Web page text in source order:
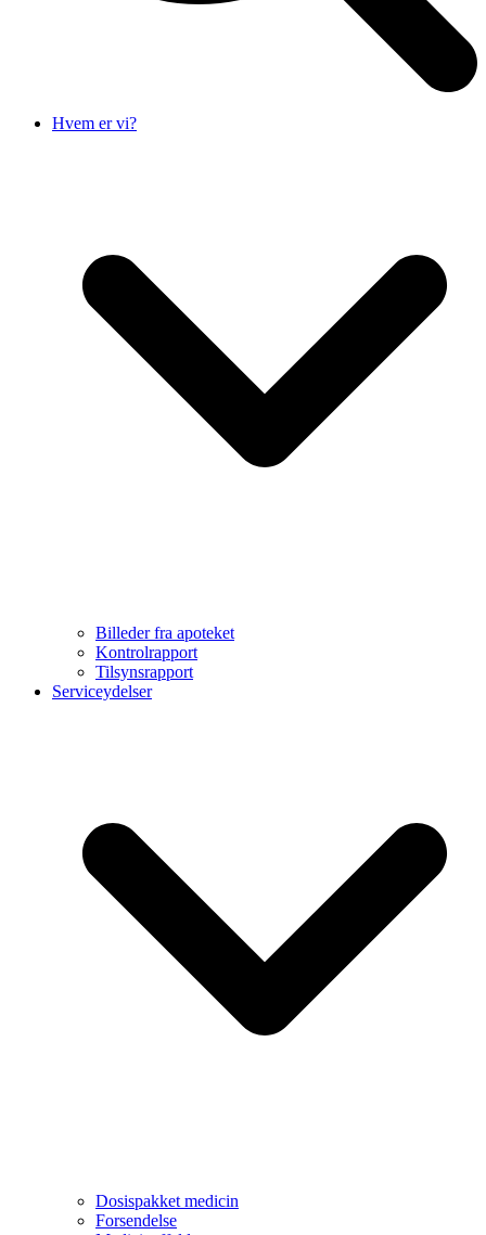
Hvem er vi?
Billeder fra apoteket
Kontrolrapport
Tilsynsrapport
Serviceydelser
Dosispakket medicin
Forsendelse